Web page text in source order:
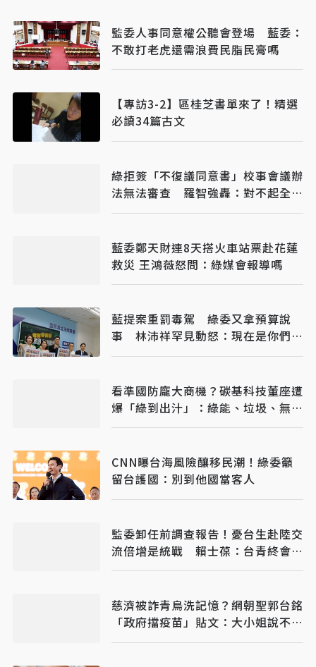
監委人事同意權公聽會登場 藍委：
不敢打老虎還需浪費民脂民膏嗎
【專訪3-2】區桂芝書單來了！精選
必讀34篇古文
綠拒簽「不復議同意書」校事會議辦
法無法審查 羅智強轟：對不起全國
老師
藍委鄭天財連8天搭火車站票赴花蓮
救災 王鴻薇怒問：綠媒會報導嗎
藍提案重罰毒駕 綠委又拿預算說
事 林沛祥罕見動怒：現在是你們在
治理國家
看準國防龐大商機？碳基科技董座遭
爆「綠到出汁」：綠能、垃圾、無人
機全包
CNN曝台海風險釀移民潮！綠委籲
留台護國：別到他國當客人
監委卸任前調查報告！憂台生赴陸交
流倍增是統戰 賴士葆：台青終會認
清台獨手段
慈濟被詐青鳥洗記憶？網朝聖郭台銘
「政府擋疫苗」貼文：大小姐說不要
買